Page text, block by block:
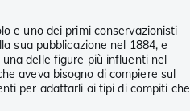
e uno dei primi conservazionisti
sua pubblicazione nel 1884, e
delle figure più influenti nel
aveva bisogno di compiere sul
per adattarli ai tipi di compiti che